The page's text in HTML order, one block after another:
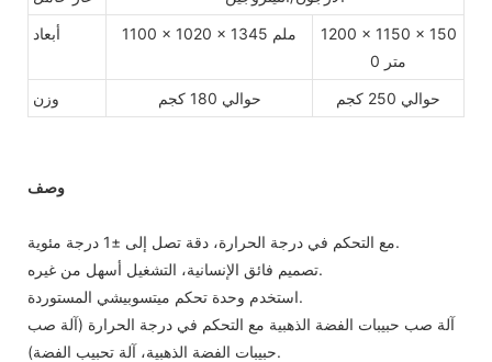
أبعاد
1100 × 1020 × 1345 ملم
1200 × 1150 × 150
0 متر
وزن
حوالي 180 كجم حوالي 250 كجم
وصف
مع التحكم في درجة الحرارة، دقة تصل إلى ±1 درجة مئوية.
تصميم فائق الإنسانية، التشغيل أسهل من غيره.
استخدم وحدة تحكم ميتسوبيشي المستوردة.
آلة صب حبيبات الفضة الذهبية مع التحكم في درجة الحرارة (آلة صب
حبيبات الفضة الذهبية، آلة تحبيب الفضة).